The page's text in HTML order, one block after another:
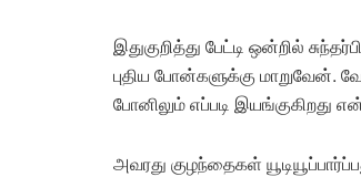
இதுகுறித்து பேட்டி ஒன்றில்
புதிய போன்களுக்கு மாறுவேன்.
போனிலும் எப்படி இயங்குகிறது
அவரது குழந்தைகள்